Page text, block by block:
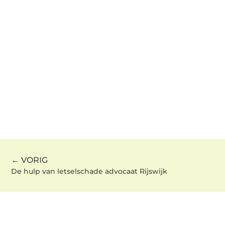
← VORIG
De hulp van letselschade advocaat Rijswijk